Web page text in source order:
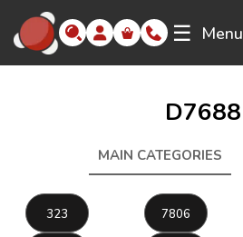
☰ Menu
D7688
MAIN CATEGORIES
323 7806